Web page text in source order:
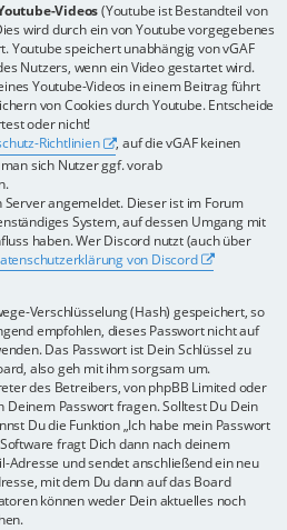
Videos(Youtube ist Bestandteil von
wird durch ein von Youtube vorgegebenes
Youtube speichert unabhängig von vGAF
Nutzers, wenn ein Video gestartet wird.
Youtube-Videos in einem Beitrag führt
von Cookies durch Youtube. Entscheide
oder nicht!
Richtlinien
, auf die vGAF keinen
sich Nutzer ggf. vorab
Server angemeldet. Dieser ist im Forum
System, auf dessen Umgang mit
haben. Wer Discord nutzt (auch über
von Discord
Verschlüsselung (Hash) gespeichert, so
empfohlen, dieses Passwort nicht auf
Das Passwort ist Dein Schlüssel zu
also geh mit ihm sorgsam um.
des Betreibers, von phpBB Limited oder
Passwort fragen. Solltest Du Dein
Du die Funktion „Ich habe mein Passwort
fragt Dich dann nach deinem
Adresse und sendet anschließend ein neu
mit dem Du dann auf das Board
können weder Dein aktuelles noch